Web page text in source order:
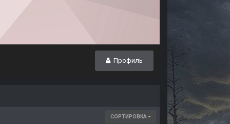
Профиль
СОРТИРОВКА